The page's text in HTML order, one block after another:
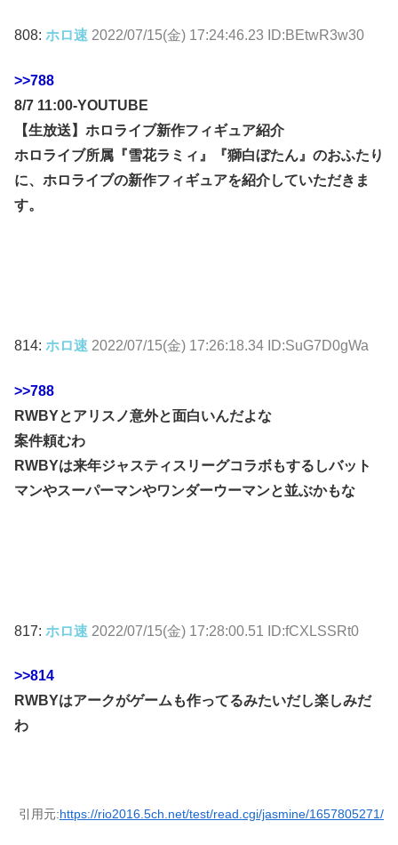
808: ホロ速 2022/07/15(金) 17:24:46.23 ID:BEtwR3w30
>>788
8/7 11:00-YOUTUBE
【生放送】ホロライブ新作フィギュア紹介
ホロライブ所属『雪花ラミィ』『獅白ぼたん』のおふたり
に、ホロライブの新作フィギュアを紹介していただきま
す。
814: ホロ速 2022/07/15(金) 17:26:18.34 ID:SuG7D0gWa
>>788
RWBYとアリスノ意外と面白いんだよな
案件頼むわ
RWBYは来年ジャスティスリーグコラボもするしバット
マンやスーパーマンやワンダーウーマンと並ぶかもな
817: ホロ速 2022/07/15(金) 17:28:00.51 ID:fCXLSSRt0
>>814
RWBYはアークがゲームも作ってるみたいだし楽しみだ
わ
引用元:https://rio2016.5ch.net/test/read.cgi/jasmine/1657805271/